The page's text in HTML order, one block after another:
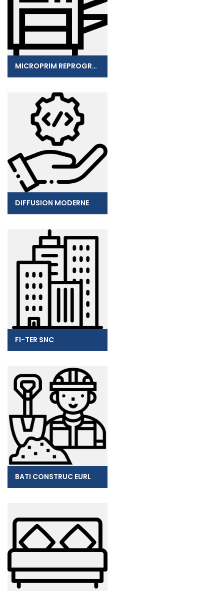
MICROPRIM REPROGRAPHIE
DIFFUSION MODERNE
FI-TER SNC
BATI CONSTRUC EURL